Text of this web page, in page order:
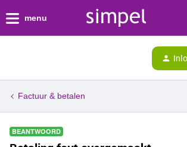
menu
Factuur & betalen
BEANTWOORD